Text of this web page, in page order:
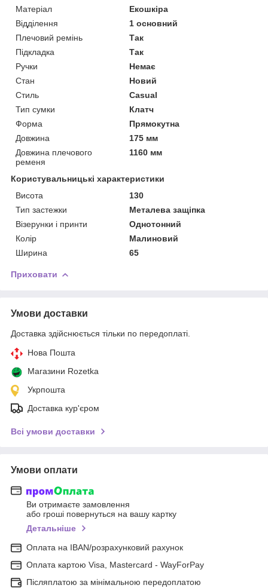
Матеріал
Екошкіра
Відділення
1 основний
Плечовий ремінь
Так
Підкладка
Так
Ручки
Немає
Стан
Новий
Стиль
Casual
Тип сумки
Клатч
Форма
Прямокутна
Довжина
175 мм
Довжина плечового
ременя
1160 мм
Користувальницькі характеристики
Висота
130
Тип застежки
Металева защіпка
Візерунки і принти
Однотонний
Колір
Малиновий
Ширина
65
Приховати
Умови доставки
Доставка здійснюється тільки по передоплаті.
Нова Пошта
Магазини Rozetka
Укрпошта
Доставка кур'єром
Всі умови доставки
Умови оплати
Ви отримаєте замовлення
або гроші повернуться на вашу картку
Детальніше
Оплата на IBAN/розрахунковий рахунок
Оплата картою Visa, Mastercard - WayForPay
Післяплатою за мінімальною передоплатою